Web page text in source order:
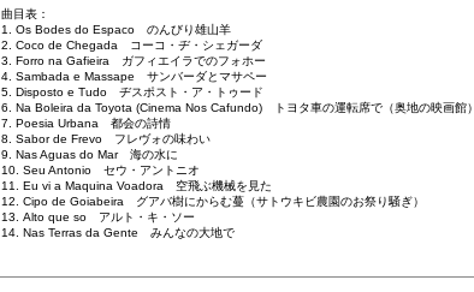
曲目表：
1. Os Bodes do Espaco のんびり雄山羊
2. Coco de Chegada コーコ・ヂ・シェガーダ
3. Forro na Gafieira ガフィエイラでのフォホー
4. Sambada e Massape サンバーダとマサペー
5. Disposto e Tudo ヂスポスト・ア・トゥード
6. Na Boleira da Toyota (Cinema Nos Cafundo) トヨタ車の運転席で（奥地の映画館）
7. Poesia Urbana 都会の詩情
8. Sabor de Frevo フレヴォの味わい
9. Nas Aguas do Mar 海の水に
10. Seu Antonio セウ・アントニオ
11. Eu vi a Maquina Voadora 空飛ぶ機械を見た
12. Cipo de Goiabeira グアバ樹にからむ蔓（サトウキビ農園のお祭り騒ぎ）
13. Alto que so アルト・キ・ソー
14. Nas Terras da Gente みんなの大地で